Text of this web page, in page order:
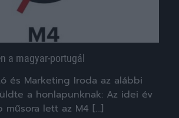
a magyar-portugál
és Marketing Iroda az alábbi
a honlapunknak: Az idei év
műsora lett az M4 […]